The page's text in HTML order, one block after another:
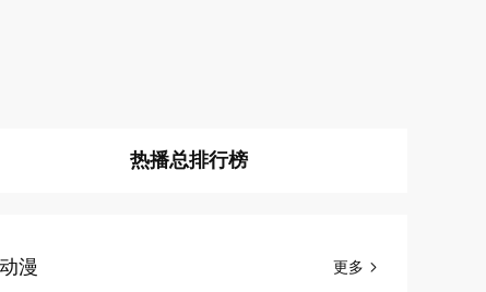
热播总排行榜
更多 
动漫